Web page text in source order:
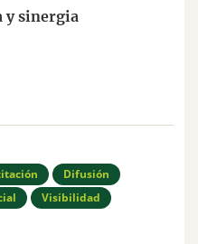
y sinergia
Difusión
Visibilidad